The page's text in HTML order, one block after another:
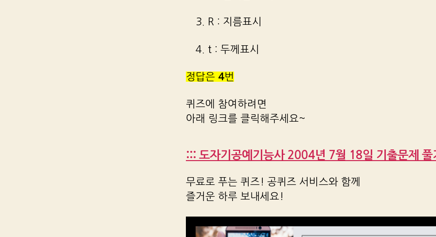
3. R : 지름표시
4. t : 두께표시
정답은 4번
퀴즈에 참여하려면
아래 링크를 클릭해주세요~
::: 도자기공예기능사 2004년 7월 18일 기출문제 풀
무료로 푸는 퀴즈! 공퀴즈 서비스와 함께
즐거운 하루 보내세요!